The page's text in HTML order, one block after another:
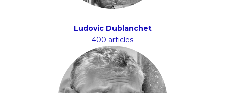
Ludovic Dublanchet
400 articles